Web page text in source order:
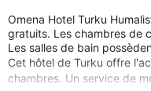
Omena Hotel Turku
gratuits. Les chambres de
Les salles de bain
Cet hôtel de Turku offre
chambres. Un service de